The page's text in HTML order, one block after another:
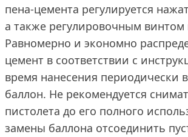
пена-цемента регулируется
а также регулировочным винтом
Равномерно и экономно
цемент в соответствии с
время нанесения периодически
баллон. Не рекомендуется
пистолета до его полного
замены баллона отсоединить